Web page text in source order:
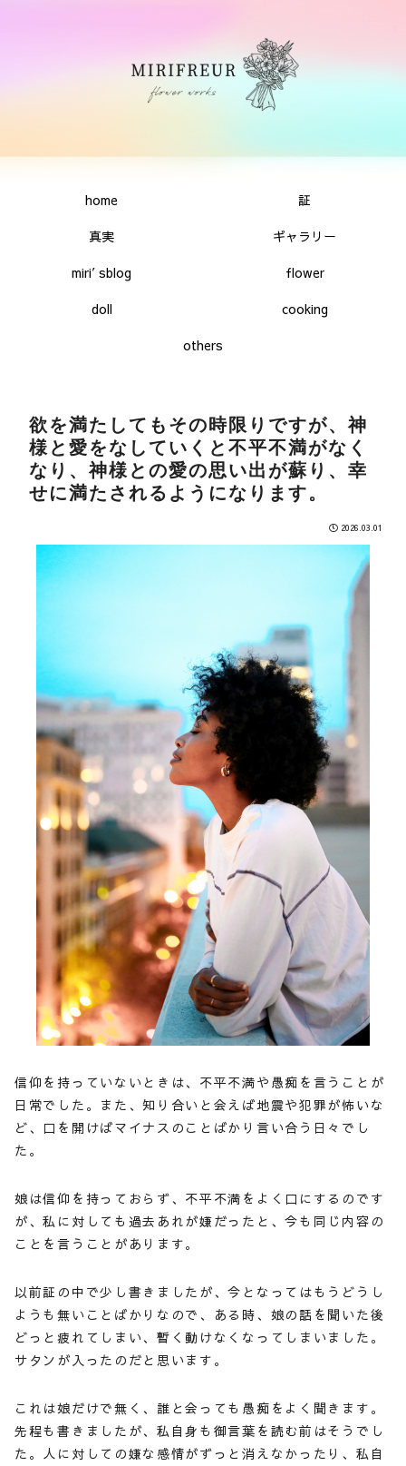
home
証
真実
ギャラリー
miri′sblog
flower
doll
cooking
others
欲を満たしてもその時限りですが、神
様と愛をなしていくと不平不満がなく
なり、神様との愛の思い出が蘇り、幸
せに満たされるようになります。
2026.03.01
信仰を持っていないときは、不平不満や愚痴を言うことが
日常でした。また、知り合いと会えば地震や犯罪が怖いな
ど、口を開けばマイナスのことばかり言い合う日々でし
た。
娘は信仰を持っておらず、不平不満をよく口にするのです
が、私に対しても過去あれが嫌だったと、今も同じ内容の
ことを言うことがあります。
以前証の中で少し書きましたが、今となってはもうどうし
ようも無いことばかりなので、ある時、娘の話を聞いた後
どっと疲れてしまい、暫く動けなくなってしまいました。
サタンが入ったのだと思います。
これは娘だけで無く、誰と会っても愚痴をよく聞きます。
先程も書きましたが、私自身も御言葉を読む前はそうでし
た。人に対しての嫌な感情がずっと消えなかったり、私自